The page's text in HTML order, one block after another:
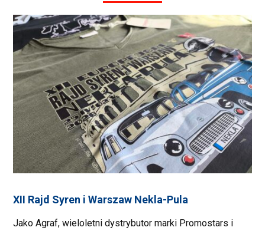
XII Rajd Syren i Warszaw Nekla-Pula
Jako Agraf, wieloletni dystrybutor marki Promostars i